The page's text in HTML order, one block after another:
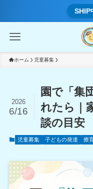
ホーム 児童募集
園で「集
れたら｜
談の目安
2026
6/16
児童募集 子どもの発達 療